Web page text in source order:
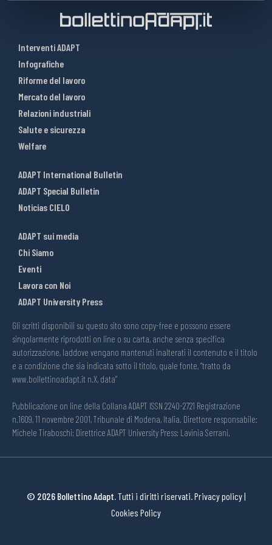
Interventi ADAPT
Infografiche
Riforme del lavoro
Mercato del lavoro
Relazioni industriali
Salute e sicurezza
Welfare
ADAPT International Bulletin
ADAPT Special Bulletin
Noticias CIELO
ADAPT sui media
Chi Siamo
Eventi
Lavora con Noi
ADAPT University Press
Gli scritti disponibili su questo sito sono copy-free e possono essere
singolarmente riprodotti on line o su carta, anche senza specifica
autorizzazione, laddove vengano mantenuti inalterati il contenuto e il titolo
e a condizione che sia indicata sotto il titolo, quale fonte, “tratto da
www.bollettinoadapt.it n.X, data“
Pubblicazione on line della Collana ADAPT ISSN 2240-2721 Registrazione
n.1609, 11 novembre 2001, Tribunale di Modena, Italia. Direttore responsabile:
Michele Tiraboschi; Direttrice ADAPT University Press: Lavinia Serrani.
© 2026 Bollettino Adapt.Tutti i diritti riservati.Privacy policy|
Cookies Policy